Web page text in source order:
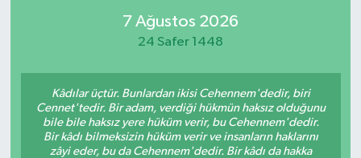
7 Ağustos 2026
24 Safer 1448
Kâdılar üçtür. Bunlardan ikisi Cehennem'dedir, biri
Cennet'tedir. Bir adam, verdiği hükmün haksız olduğunu
bile bile haksız yere hüküm verir, bu Cehennem'dedir.
Bir kâdı bilmeksizin hüküm verir ve insanların haklarını
zâyi eder, bu da Cehennem'dedir. Bir kâdı da hakka